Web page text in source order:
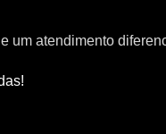
um atendimento